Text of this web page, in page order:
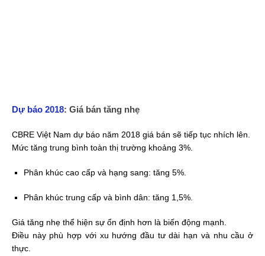
Dự báo 2018: Giá bán tăng nhẹ
CBRE Việt Nam dự báo năm 2018 giá bán sẽ tiếp tục nhích lên.
Mức tăng trung bình toàn thị trường khoảng 3%.
Phân khúc cao cấp và hạng sang: tăng 5%.
Phân khúc trung cấp và bình dân: tăng 1,5%.
Giá tăng nhẹ thể hiện sự ổn định hơn là biến động mạnh.
Điều này phù hợp với xu hướng đầu tư dài hạn và nhu cầu ở
thực.